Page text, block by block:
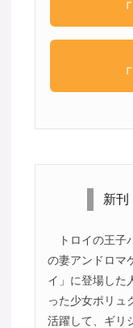
新刊
トロイの王子
の妻アンドロマ
イ」に登場した
った少女ポリュ
活躍して、ギリ